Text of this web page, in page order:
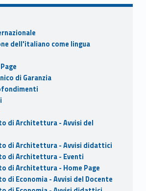
e
dell'italiano come lingua
di Garanzia
di Architettura - Avvisi del
di Architettura - Avvisi didattici
di Architettura - Eventi
di Architettura - Home Page
di Economia - Avvisi del Docente